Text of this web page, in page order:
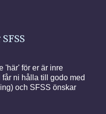
'här' för er är inre
ni hålla till godo med
och SFSS önskar